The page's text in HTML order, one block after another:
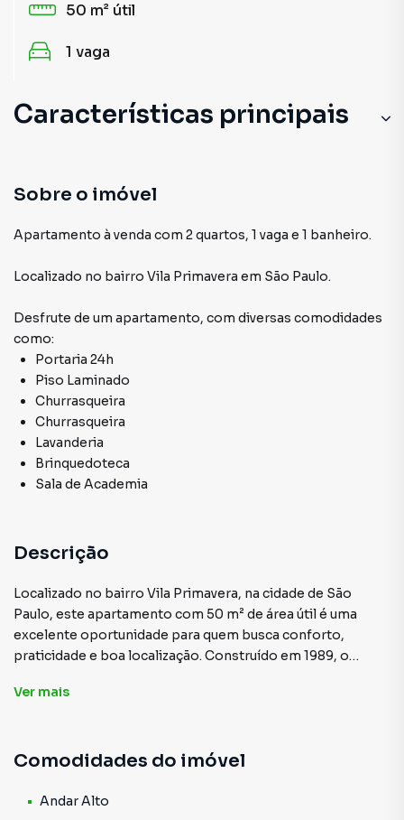
50 m² útil
1 vaga
Características principais
Armário Banheiro
Portão Eletrônico
Salão de Festas
Portaria 24h
Sobre o imóvel
Apartamento à venda com 2 quartos, 1 vaga e 1 banheiro.
Localizado no bairro Vila Primavera em São Paulo.
Desfrute de um apartamento, com diversas comodidades
como:
Portaria 24h
Piso Laminado
Churrasqueira
Churrasqueira
Lavanderia
Brinquedoteca
Sala de Academia
Descrição
Localizado no bairro Vila Primavera, na cidade de São
Paulo, este apartamento com 50 m² de área útil é uma
excelente oportunidade para quem busca conforto,
praticidade e boa localização. Construído em 1989, o
contar com piso laminado, armários planejados nos
O apartamento está situado em andar alto,
Além disso, o imóvel é mobiliado, ideal para quem deseja
Ver mais
Comodidades do imóvel
Andar Alto